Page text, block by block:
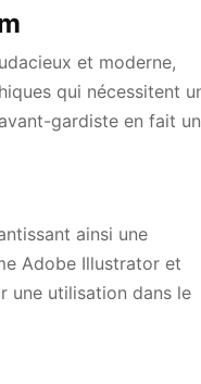
et moderne,
qui nécessitent
gardiste en fait un
ainsi une
Adobe Illustrator et
une utilisation dans le